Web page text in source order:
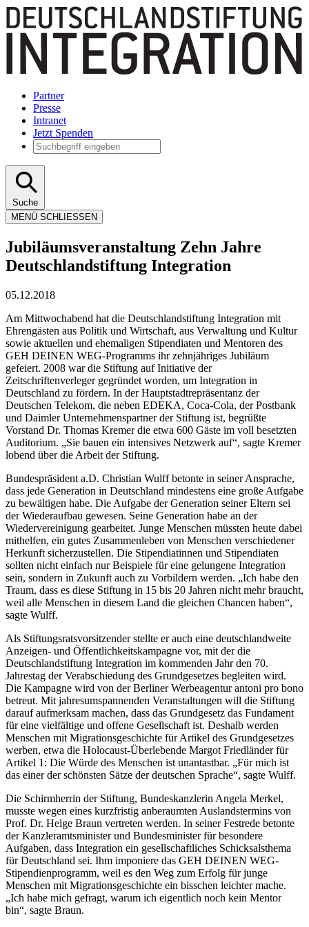
Partner
Presse
Intranet
Jetzt Spenden
Suche
MENÜ SCHLIESSEN
Jubiläumsveranstaltung Zehn Jahre
Deutschlandstiftung Integration
05.12.2018
Am Mittwochabend hat die Deutschlandstiftung Integration mit
Ehrengästen aus Politik und Wirtschaft, aus Verwaltung und Kultur
sowie aktuellen und ehemaligen Stipendiaten und Mentoren des
GEH DEINEN WEG-Programms ihr zehnjähriges Jubiläum
gefeiert. 2008 war die Stiftung auf Initiative der
Zeitschriftenverleger gegründet worden, um Integration in
Deutschland zu fördern. In der Hauptstadtrepräsentanz der
Deutschen Telekom, die neben EDEKA, Coca-Cola, der Postbank
und Daimler Unternehmenspartner der Stiftung ist, begrüßte
Vorstand Dr. Thomas Kremer die etwa 600 Gäste im voll besetzten
Auditorium. „Sie bauen ein intensives Netzwerk auf“, sagte Kremer
lobend über die Arbeit der Stiftung.
Bundespräsident a.D. Christian Wulff betonte in seiner Ansprache,
dass jede Generation in Deutschland mindestens eine große Aufgabe
zu bewältigen habe. Die Aufgabe der Generation seiner Eltern sei
der Wiederaufbau gewesen. Seine Generation habe an der
Wiedervereinigung gearbeitet. Junge Menschen müssten heute dabei
mithelfen, ein gutes Zusammenleben von Menschen verschiedener
Herkunft sicherzustellen. Die Stipendiatinnen und Stipendiaten
sollten nicht einfach nur Beispiele für eine gelungene Integration
sein, sondern in Zukunft auch zu Vorbildern werden. „Ich habe den
Traum, dass es diese Stiftung in 15 bis 20 Jahren nicht mehr braucht,
weil alle Menschen in diesem Land die gleichen Chancen haben“,
sagte Wulff.
Als Stiftungsratsvorsitzender stellte er auch eine deutschlandweite
Anzeigen- und Öffentlichkeitskampagne vor, mit der die
Deutschlandstiftung Integration im kommenden Jahr den 70.
Jahrestag der Verabschiedung des Grundgesetzes begleiten wird.
Die Kampagne wird von der Berliner Werbeagentur antoni pro bono
betreut. Mit jahresumspannenden Veranstaltungen will die Stiftung
darauf aufmerksam machen, dass das Grundgesetz das Fundament
für eine vielfältige und offene Gesellschaft ist. Deshalb werden
Menschen mit Migrationsgeschichte für Artikel des Grundgesetzes
werben, etwa die Holocaust-Überlebende Margot Friedländer für
Artikel 1: Die Würde des Menschen ist unantastbar. „Für mich ist
das einer der schönsten Sätze der deutschen Sprache“, sagte Wulff.
Die Schirmherrin der Stiftung, Bundeskanzlerin Angela Merkel,
musste wegen eines kurzfristig anberaumten Auslandstermins von
Prof. Dr. Helge Braun vertreten werden. In seiner Festrede betonte
der Kanzleramtsminister und Bundesminister für besondere
Aufgaben, dass Integration ein gesellschaftliches Schicksalsthema
für Deutschland sei. Ihm imponiere das GEH DEINEN WEG-
Stipendienprogramm, weil es den Weg zum Erfolg für junge
Menschen mit Migrationsgeschichte ein bisschen leichter mache.
„Ich habe mich gefragt, warum ich eigentlich noch kein Mentor
bin“, sagte Braun.